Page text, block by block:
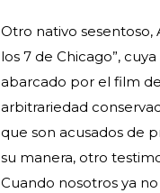
Otro nativo sesentoso,
los 7 de Chicago”,
abarcado por el film
arbitrariedad
que son acusados de
su manera, otro
Cuando nosotros ya